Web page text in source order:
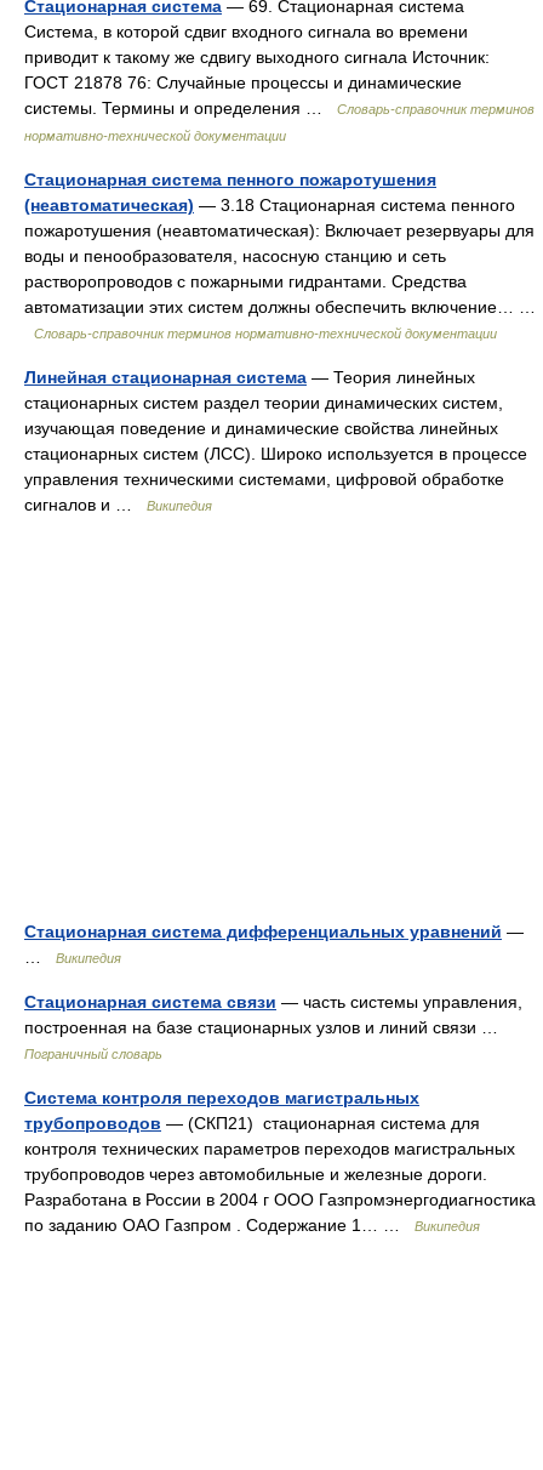
Стационарная система — 69. Стационарная система
Система, в которой сдвиг входного сигнала во времени
приводит к такому же сдвигу выходного сигнала Источник:
ГОСТ 21878 76: Случайные процессы и динамические
системы. Термины и определения …
Словарь-справочник терминов
нормативно-технической документации
Стационарная система пенного пожаротушения
(неавтоматическая) — 3.18 Стационарная система пенного
пожаротушения (неавтоматическая): Включает резервуары для
воды и пенообразователя, насосную станцию и сеть
растворопроводов с пожарными гидрантами. Средства
автоматизации этих систем должны обеспечить включение… …
Словарь-справочник терминов нормативно-технической документации
Линейная стационарная система — Теория линейных
стационарных систем раздел теории динамических систем,
изучающая поведение и динамические свойства линейных
стационарных систем (ЛСС). Широко используется в процессе
управления техническими системами, цифровой обработке
сигналов и …
Википедия
Стационарная система дифференциальных уравнений —
Википедия
Стационарная система связи — часть системы управления,
построенная на базе стационарных узлов и линий связи …
Пограничный словарь
Система контроля переходов магистральных
трубопроводов — (СКП21) стационарная система для
контроля технических параметров переходов магистральных
трубопроводов через автомобильные и железные дороги.
Разработана в России в 2004 г ООО Газпромэнергодиагностика
по заданию ОАО Газпром . Содержание 1… …
Википедия